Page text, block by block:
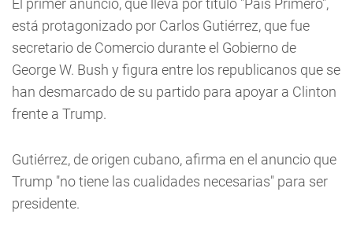
El primer anuncio, que lleva por título "País Primero",
está protagonizado por Carlos Gutiérrez, que fue
secretario de Comercio durante el Gobierno de
George W. Bush y figura entre los republicanos que se
han desmarcado de su partido para apoyar a Clinton
frente a Trump.
Gutiérrez, de origen cubano, afirma en el anuncio que
Trump "no tiene las cualidades necesarias" para ser
presidente.